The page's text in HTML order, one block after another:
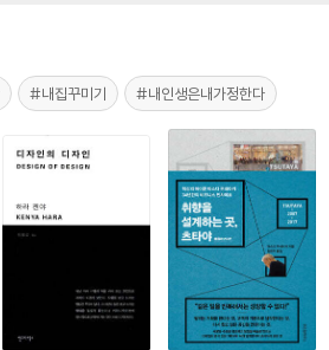
#내집꾸미기 #내인생은내가정한다